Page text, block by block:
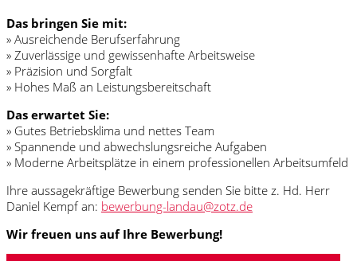
Das bringen Sie mit:
» Ausreichende Berufserfahrung
» Zuverlässige und gewissenhafte Arbeitsweise
» Präzision und Sorgfalt
» Hohes Maß an Leistungsbereitschaft
Das erwartet Sie:
» Gutes Betriebsklima und nettes Team
» Spannende und abwechslungsreiche Aufgaben
» Moderne Arbeitsplätze in einem professionellen Arbeitsumfeld
Ihre aussagekräftige Bewerbung senden Sie bitte z. Hd. Herr
Daniel Kempf an: bewerbung-landau@zotz.de
Wir freuen uns auf Ihre Bewerbung!